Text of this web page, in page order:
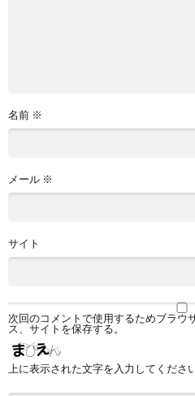
名前 ※
メール ※
サイト
次回のコメントで使用するためブラウ
ス、サイトを保存する。
上に表示された文字を入力してください